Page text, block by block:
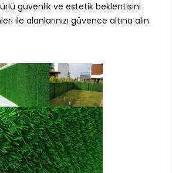
güvenlik ve estetik beklentisini
ile alanlarınızı güvence altına alın.